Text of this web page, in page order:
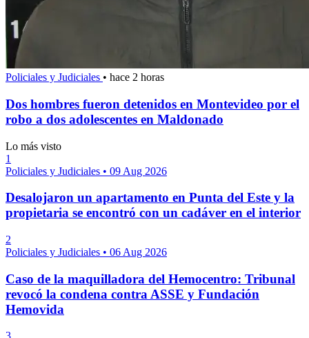
Policiales y Judiciales • hace 2 horas
Dos hombres fueron detenidos en Montevideo por el
robo a dos adolescentes en Maldonado
Lo más visto
1
Policiales y Judiciales • 09 Aug 2026
Desalojaron un apartamento en Punta del Este y la
propietaria se encontró con un cadáver en el interior
2
Policiales y Judiciales • 06 Aug 2026
Caso de la maquilladora del Hemocentro: Tribunal
revocó la condena contra ASSE y Fundación
Hemovida